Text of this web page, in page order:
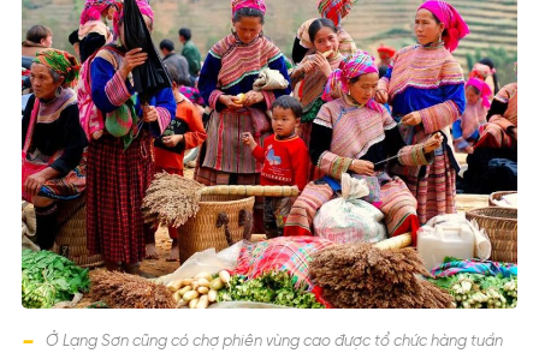
Ở Lạng Sơn cũng có chợ phiên vùng cao được tổ chức hàng tuần